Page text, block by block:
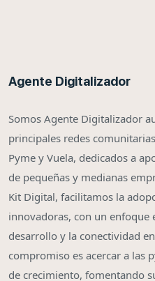
Agente Digitalizador
Somos Agente Digitalizador
principales redes
Pyme y Vuela, dedicados a
de pequeñas y medianas
Kit Digital, facilitamos la
innovadoras, con un enfoque
desarrollo y la conectividad
compromiso es acercar a las
de crecimiento, fomentando